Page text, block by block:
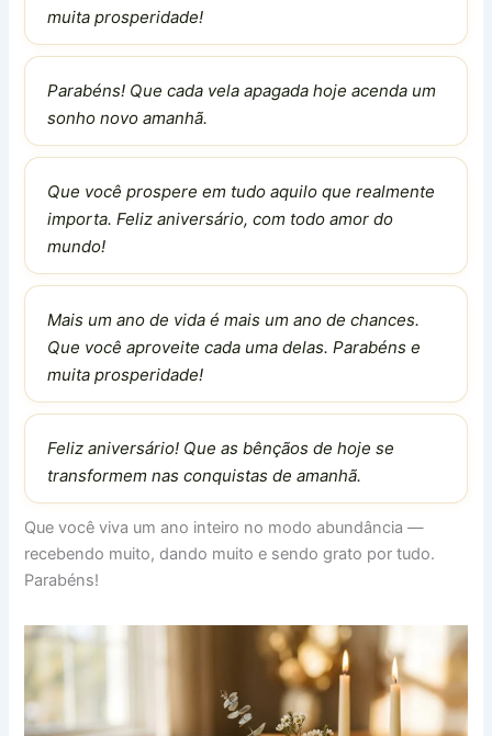
muita prosperidade!
Parabéns! Que cada vela apagada hoje acenda um
sonho novo amanhã.
Que você prospere em tudo aquilo que realmente
importa. Feliz aniversário, com todo amor do
mundo!
Mais um ano de vida é mais um ano de chances.
Que você aproveite cada uma delas. Parabéns e
muita prosperidade!
Feliz aniversário! Que as bênçãos de hoje se
transformem nas conquistas de amanhã.
Que você viva um ano inteiro no modo abundância —
recebendo muito, dando muito e sendo grato por tudo.
Parabéns!